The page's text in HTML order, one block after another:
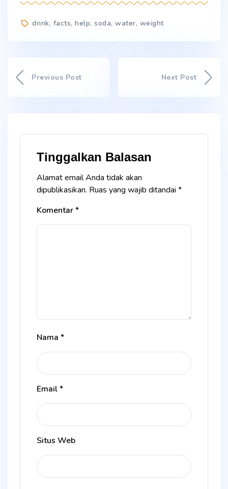
Tagsdrink, facts, help, soda, water, weight
Previous Post Next Post
Tinggalkan Balasan
Alamat email Anda tidak akan
dipublikasikan. Ruas yang wajib ditandai *
Komentar*
Nama *
Email*
Situs Web